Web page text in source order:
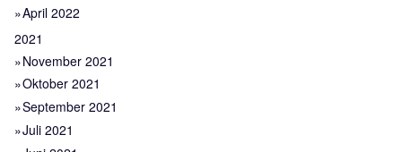
April 2022
2021
November 2021
Oktober 2021
September 2021
Juli 2021